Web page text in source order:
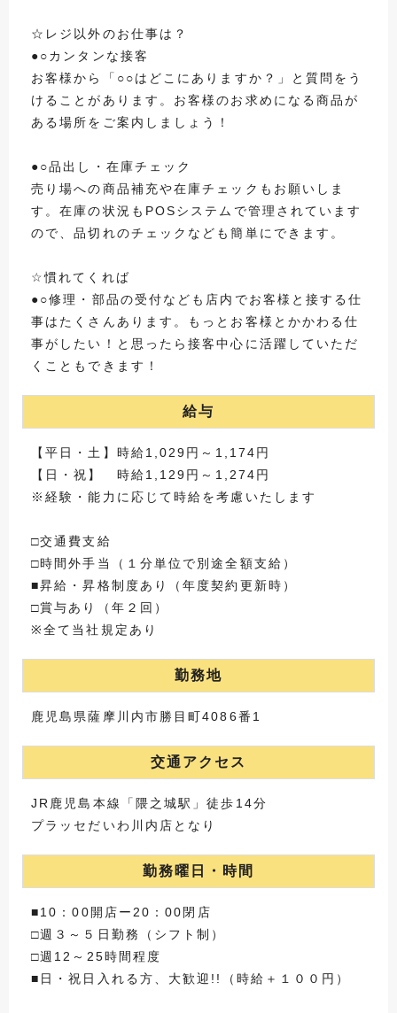
☆レジ以外のお仕事は？
●○カンタンな接客
お客様から「○○はどこにありますか？」と質問をう
けることがあります。お客様のお求めになる商品が
ある場所をご案内しましょう！
●○品出し・在庫チェック
売り場への商品補充や在庫チェックもお願いしま
す。在庫の状況もPOSシステムで管理されています
ので、品切れのチェックなども簡単にできます。
☆慣れてくれば
●○修理・部品の受付なども店内でお客様と接する仕
事はたくさんあります。もっとお客様とかかわる仕
事がしたい！と思ったら接客中心に活躍していただ
くこともできます！
給与
【平日・土】時給1,029円～1,174円
【日・祝】 時給1,129円～1,274円
※経験・能力に応じて時給を考慮いたします
□交通費支給
□時間外手当（１分単位で別途全額支給）
■昇給・昇格制度あり（年度契約更新時）
□賞与あり（年２回）
※全て当社規定あり
勤務地
鹿児島県薩摩川内市勝目町4086番1
交通アクセス
JR鹿児島本線「隈之城駅」徒歩14分
プラッセだいわ川内店となり
勤務曜日・時間
■10：00開店ー20：00閉店
□週３～５日勤務（シフト制）
□週12～25時間程度
■日・祝日入れる方、大歓迎!!（時給＋１００円）